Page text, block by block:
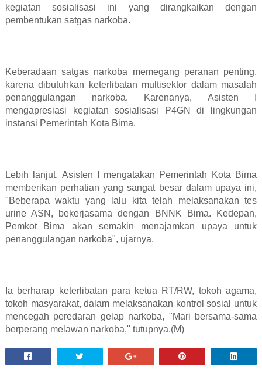
kegiatan sosialisasi ini yang dirangkaikan dengan
pembentukan satgas narkoba.
Keberadaan satgas narkoba memegang peranan penting,
karena dibutuhkan keterlibatan multisektor dalam masalah
penanggulangan narkoba. Karenanya, Asisten I
mengapresiasi kegiatan sosialisasi P4GN di lingkungan
instansi Pemerintah Kota Bima.
Lebih lanjut, Asisten I mengatakan Pemerintah Kota Bima
memberikan perhatian yang sangat besar dalam upaya ini,
"Beberapa waktu yang lalu kita telah melaksanakan tes
urine ASN, bekerjasama dengan BNNK Bima. Kedepan,
Pemkot Bima akan semakin menajamkan upaya untuk
penanggulangan narkoba", ujarnya.
Ia berharap keterlibatan para ketua RT/RW, tokoh agama,
tokoh masyarakat, dalam melaksanakan kontrol sosial untuk
mencegah peredaran gelap narkoba, "Mari bersama-sama
berperang melawan narkoba," tutupnya.(M)